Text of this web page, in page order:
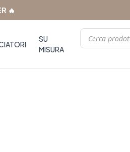
🔥
SU
MISURA
Products
search